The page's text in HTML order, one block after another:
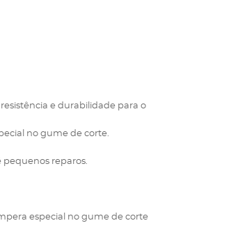
e durabilidade para o
no gume de corte.
pequenos reparos.
especial no gume de corte